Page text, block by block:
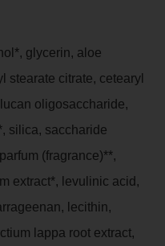
glycerin, aloe
stearate citrate, cetearyl
oligosaccharide,
silica, saccharide
(fragrance)**,
extract*, levulinic acid,
lecithin,
lappa root extract,